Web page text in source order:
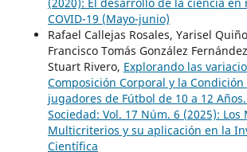
(2020): El desarrollo de la ciencia en
COVID-19 (Mayo-junio)
Rafael Callejas Rosales, Yarisel
Francisco Tomás González
Stuart Rivero, Explorando las
Composición Corporal y la Condición
jugadores de Fútbol de 10 a 12 Años.
Sociedad: Vol. 17 Núm. 6 (2025): Los
Multicriterios y su aplicación en la
Científica